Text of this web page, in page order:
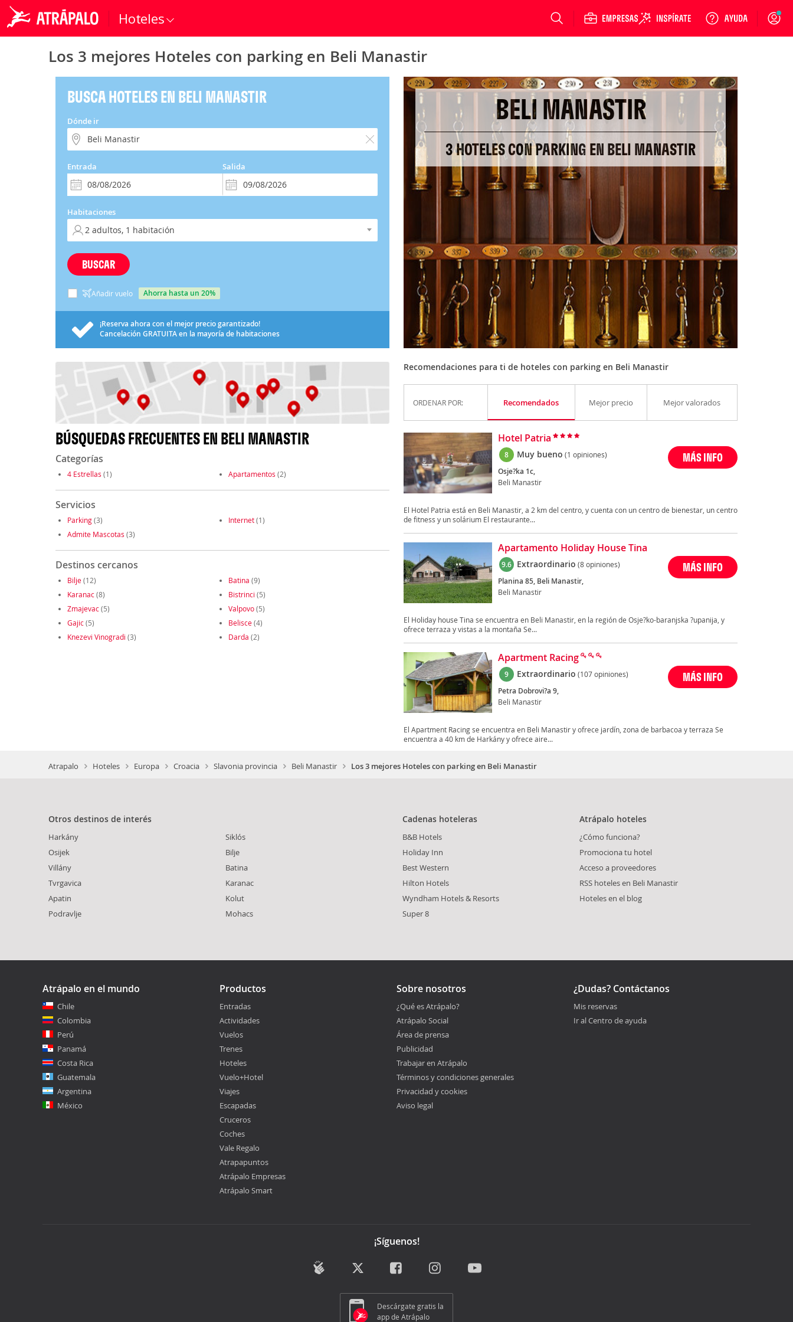
Hoteles Login
Los 3 mejores Hoteles con parking en Beli Manastir
BUSCA HOTELES EN BELI MANASTIR
Dónde ir
Entrada Salida
Habitaciones
BUSCAR
Añadir vuelo ahorra hasta un 20%
¡Reserva ahora con el mejor precio garantizado!
Cancelación GRATUITAen la mayoría de habitaciones
BÚSQUEDAS FRECUENTES EN BELI MANASTIR
Categorías
4 Estrellas (1) Apartamentos (2)
Servicios
Parking(3) Internet(1)
Admite Mascotas (3)
Destinos cercanos
Bilje(12) Batina (9)
Karanac(8) Bistrinci (5)
Zmajevac(5) Valpovo(5)
Gajic(5) Belisce(4)
Knezevi Vinogradi (3) Darda (2)
BELI MANASTIR
3 HOTELES CON PARKING EN BELI MANASTIR
Recomendaciones para ti de hoteles con parking en Beli Manastir
ORDENAR POR: Recomendados Mejor precio Mejor valorados
Hotel Patria
8 Muy bueno (1 opiniones)
Osje?ka 1c,
Beli Manastir
MÁS INFO
El Hotel Patria está en Beli Manastir, a 2 km del centro, y cuenta con un centro de bienestar, un centro
de fitness y un solárium El restaurante...
Apartamento Holiday House Tina
9.6 Extraordinario (8 opiniones)
Planina 85, Beli Manastir,
Beli Manastir
MÁS INFO
El Holiday house Tina se encuentra en Beli Manastir, en la región de Osje?ko-baranjska ?upanija, y
ofrece terraza y vistas a la montaña Se...
Apartment Racing
9 Extraordinario (107 opiniones)
Petra Dobrovi?a 9,
Beli Manastir
MÁS INFO
El Apartment Racing se encuentra en Beli Manastir y ofrece jardín, zona de barbacoa y terraza Se
encuentra a 40 km de Harkány y ofrece aire...
Atrapalo Hoteles Europa Croacia Slavonia provincia Beli Manastir Los 3 mejores Hoteles con parking en Beli Manastir
Otros destinos de interés
Harkány
Osijek
Villány
Tvrgavica
Apatin
Podravlje
Siklós
Bilje
Batina
Karanac
Kolut
Mohacs
Cadenas hoteleras
B&B Hotels
Holiday Inn
Best Western
Hilton Hotels
Wyndham Hotels & Resorts
Super 8
Atrápalo hoteles
¿Cómo funciona?
Promociona tu hotel
Acceso a proveedores
RSS hoteles en Beli Manastir
Hoteles en el blog
Atrápalo en el mundo
Chile
Colombia
Perú
Panamá
Costa Rica
Guatemala
Argentina
México
Productos
Entradas
Actividades
Vuelos
Trenes
Hoteles
Vuelo+Hotel
Viajes
Escapadas
Cruceros
Coches
Vale Regalo
Atrapapuntos
Atrápalo Empresas
Atrápalo Smart
Sobre nosotros
¿Qué es Atrápalo?
Atrápalo Social
Área de prensa
Publicidad
Trabajar en Atrápalo
Términos y condiciones generales
Privacidad y cookies
Aviso legal
¿Dudas? Contáctanos
Mis reservas
Ir al Centro de ayuda
¡Síguenos!
Descárgate gratis la
app de Atrápalo